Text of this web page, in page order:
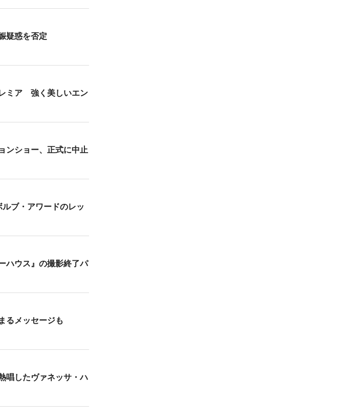
疑惑を否定
ミア 強く美しいエン
ンショー、正式に中止
ブ・アワードのレッ
ハウス』の撮影終了パ
るメッセージも
唱したヴァネッサ・ハ